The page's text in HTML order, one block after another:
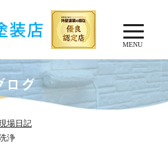
MENU
ログ
場日記
浄